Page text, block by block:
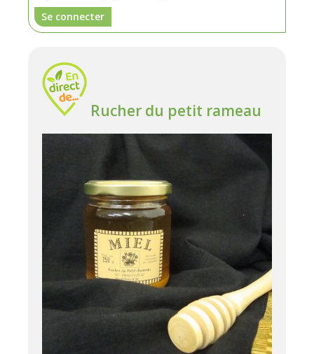
Se connecter
Rucher du petit rameau